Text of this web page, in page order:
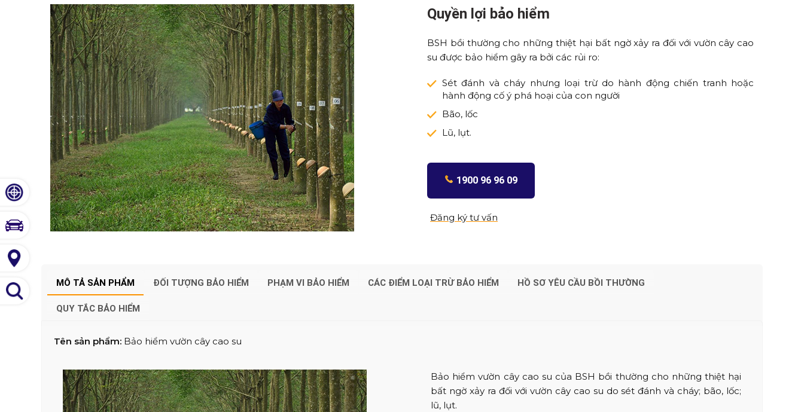
Quyền lợi bảo hiểm
BSH bồi thường cho những thiệt hại bất ngờ xảy ra đối với vườn cây cao
su được bảo hiểm gây ra bởi các rủi ro:
Sét đánh và cháy nhưng loại trừ do hành động chiến tranh hoặc
hành động cố ý phá hoại của con người
Bão, lốc
Lũ, lụt.
1900 96 96 09
Đăng ký tư vấn
MÔ TẢ SẢN PHẨM ĐỐI TƯỢNG BẢO HIỂM PHẠM VI BẢO HIỂM CÁC ĐIỂM LOẠI TRỪ BẢO HIỂM HỒ SƠ YÊU CẦU BỒI THƯỜNG
QUY TẮC BẢO HIỂM
Tên sản phẩm: Bảo hiểm vườn cây cao su
Bảo hiểm vườn cây cao su của BSH bồi thường cho những thiệt hại
bất ngờ xảy ra đối với vườn cây cao su do sét đánh và cháy; bão, lốc;
lũ, lụt.